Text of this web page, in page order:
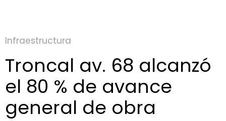
Infraestructura
Troncal av. 68 alcanzó
el 80 % de avance
general de obra